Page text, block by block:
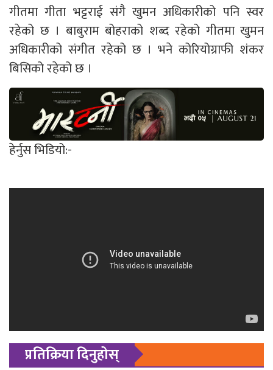
गीतमा गीता भट्टराई संगै खुमन अधिकारीको पनि स्वर
रहेको छ । बाबुराम बोहराको शब्द रहेको गीतमा खुमन
अधिकारीको संगीत रहेको छ । भने कोरियोग्राफी शंकर
बिसिको रहेको छ ।
हेर्नुस भिडियो:-
प्रतिक्रिया दिनुहोस्